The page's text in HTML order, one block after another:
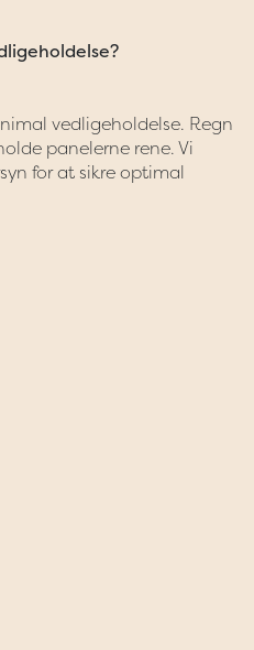
vedligeholdelse. Regn
panelerne rene. Vi
for at sikre optimal